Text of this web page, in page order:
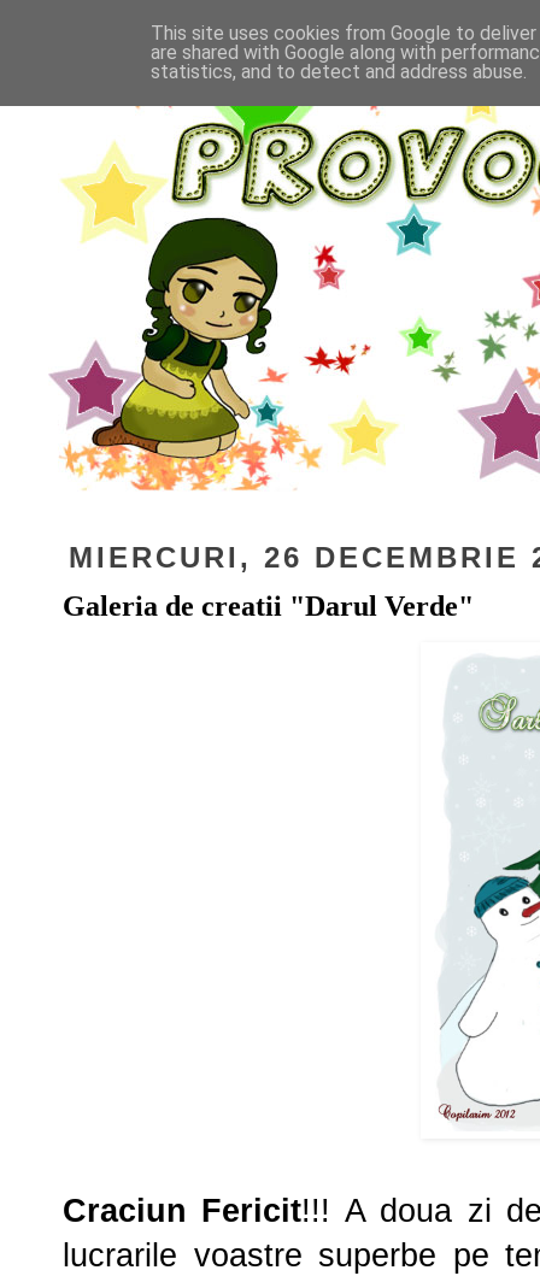
MIERCURI, 26 DECEMBRIE
Galeria de creatii "Darul Verde"
Craciun Fericit!!! A doua zi
lucrarile voastre superbe pe
This site uses cookies from Google to
are shared with Google along with
statistics, and to detect and address abuse.